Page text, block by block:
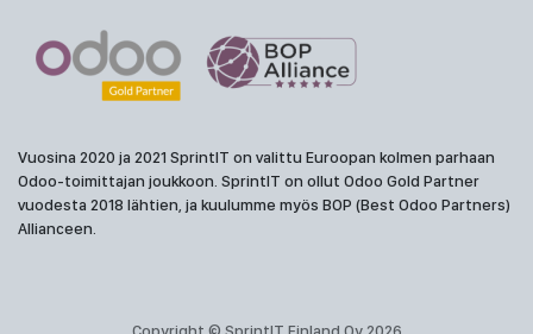
Vuosina 2020 ja 2021 SprintIT on valittu Euroopan kolmen parhaan
Odoo-toimittajan joukkoon. SprintIT on ollut Odoo Gold Partner
vuodesta 2018 lähtien, ja kuulumme myös BOP (Best Odoo Partners)
Allianceen.
Copyright © SprintIT Finland Oy 2026